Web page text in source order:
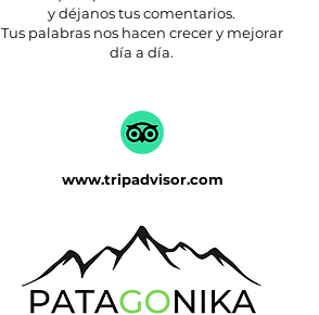
y déjanos tus comentarios.
Tus palabras nos hacen crecer y mejorar
día a día.
www.tripadvisor.com